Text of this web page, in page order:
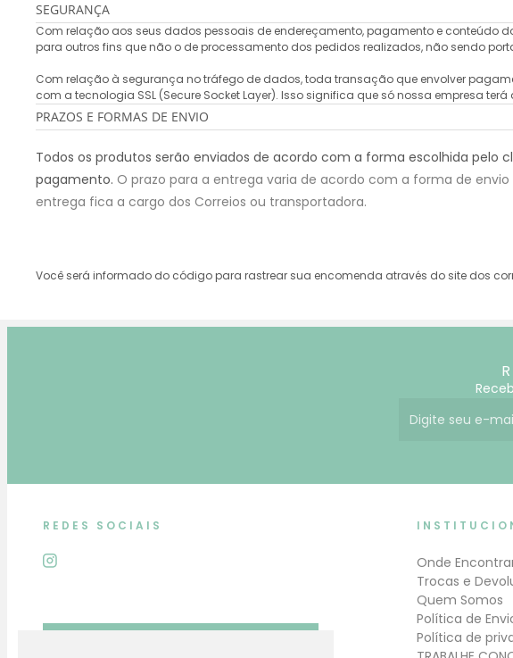
SEGURANÇA
Com relação aos seus dados pessoais de endereçamento, pagamento e conteúdo
para outros fins que não o de processamento dos pedidos realizados, não sendo
Com relação à segurança no tráfego de dados, toda transação que envolver
com a tecnologia SSL (Secure Socket Layer). Isso significa que só nossa empresa
PRAZOS E FORMAS DE ENVIO
Todos os produtos serão enviados de acordo com a forma escolhida pelo
pagamento. O prazo para a entrega varia de acordo com a forma de
entrega fica a cargo dos Correios ou transportadora.
Você será informado do código para rastrear sua encomenda através do site dos
REDES SOCIAIS
Onde
Trocas e
Quem Somos
Política de
Política de